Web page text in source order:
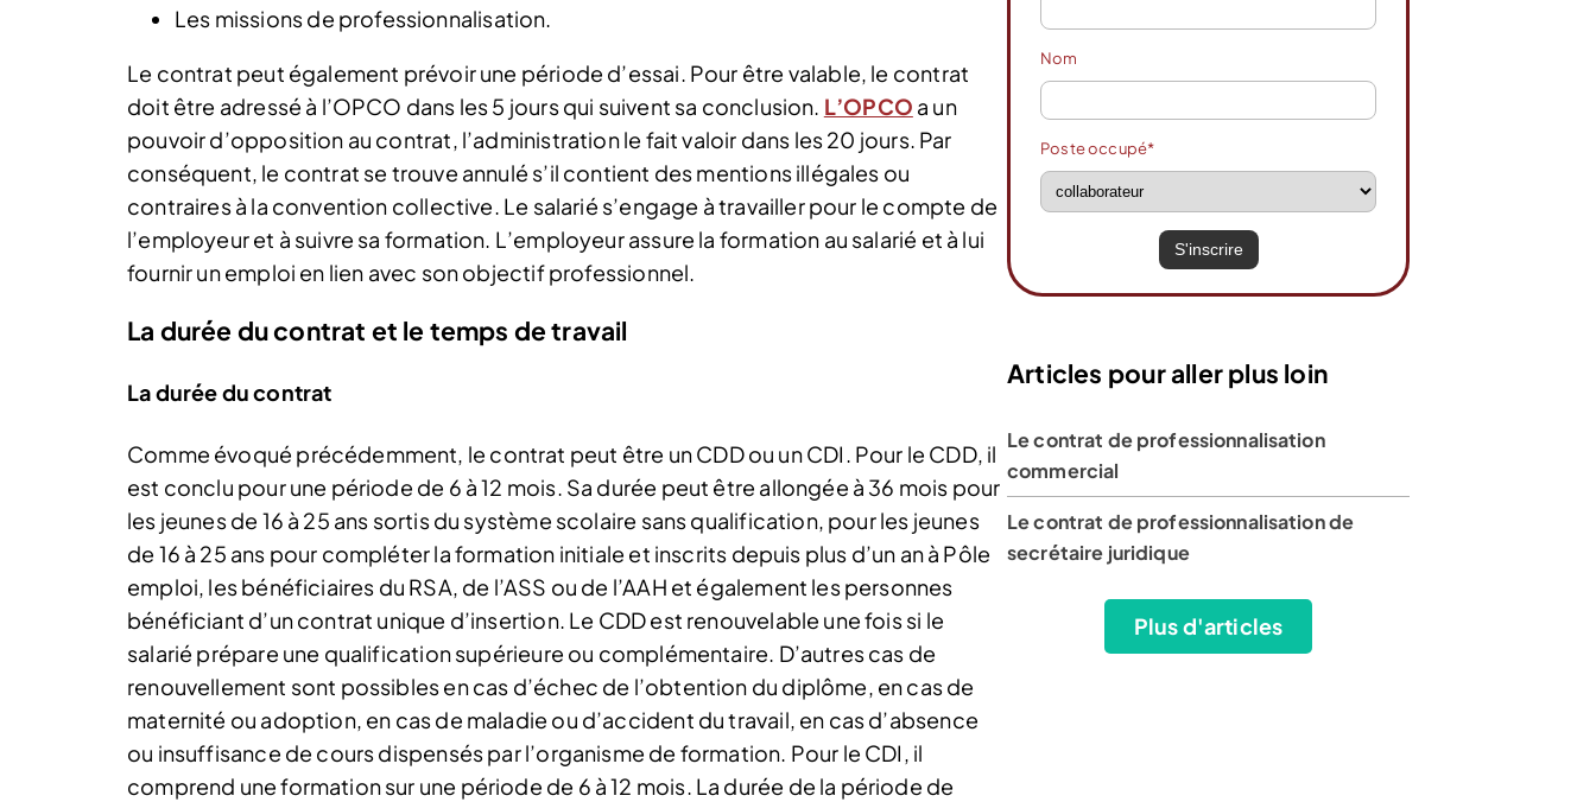
Les missions de professionnalisation.
Le contrat peut également prévoir une période d’essai. Pour être valable, le contrat
doit être adressé à l’OPCO dans les 5 jours qui suivent sa conclusion. L’OPCO a un
pouvoir d’opposition au contrat, l’administration le fait valoir dans les 20 jours. Par
conséquent, le contrat se trouve annulé s’il contient des mentions illégales ou
contraires à la convention collective. Le salarié s’engage à travailler pour le compte de
l’employeur et à suivre sa formation. L’employeur assure la formation au salarié et à lui
fournir un emploi en lien avec son objectif professionnel.
La durée du contrat et le temps de travail
La durée du contrat
Comme évoqué précédemment, le contrat peut être un CDD ou un CDI. Pour le CDD, il
est conclu pour une période de 6 à 12 mois. Sa durée peut être allongée à 36 mois pour
les jeunes de 16 à 25 ans sortis du système scolaire sans qualification, pour les jeunes
de 16 à 25 ans pour compléter la formation initiale et inscrits depuis plus d’un an à Pôle
emploi, les bénéficiaires du RSA, de l’ASS ou de l’AAH et également les personnes
bénéficiant d’un contrat unique d’insertion. Le CDD est renouvelable une fois si le
salarié prépare une qualification supérieure ou complémentaire. D’autres cas de
renouvellement sont possibles en cas d’échec de l’obtention du diplôme, en cas de
maternité ou adoption, en cas de maladie ou d’accident du travail, en cas d’absence
ou insuffisance de cours dispensés par l’organisme de formation. Pour le CDI, il
comprend une formation sur une période de 6 à 12 mois. La durée de la période de
Nom
Poste occupé*
Articles pour aller plus loin
Le contrat de professionnalisation
commercial
Le contrat de professionnalisation de
secrétaire juridique
Plus d'articles